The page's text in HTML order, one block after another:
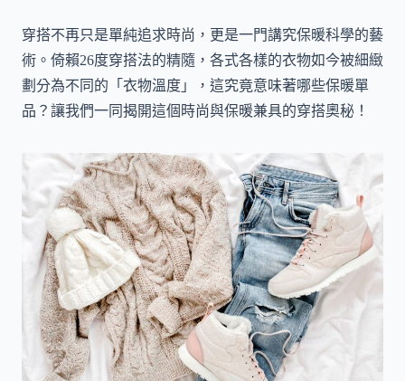
穿搭不再只是單純追求時尚，更是一門講究保暖科學的藝
術。倚賴26度穿搭法的精隨，各式各樣的衣物如今被細緻
劃分為不同的「衣物溫度」，這究竟意味著哪些保暖單
品？讓我們一同揭開這個時尚與保暖兼具的穿搭奧秘！